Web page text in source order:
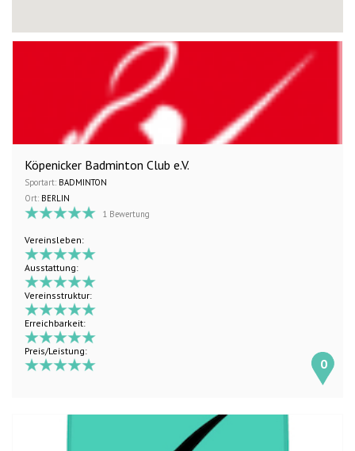
Köpenicker Badminton Club e.V.
Sportart: BADMINTON
Ort: BERLIN
1 Bewertung
Vereinsleben:
Ausstattung:
Vereinsstruktur:
Erreichbarkeit:
Preis/Leistung:
0